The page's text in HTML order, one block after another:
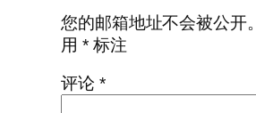
您的邮箱地址不会被公开。
用 *标注
评论 *